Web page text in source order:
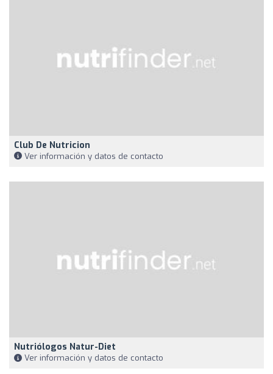
Club De Nutricion
Ver información y datos de contacto
Nutriólogos Natur-Diet
Ver información y datos de contacto